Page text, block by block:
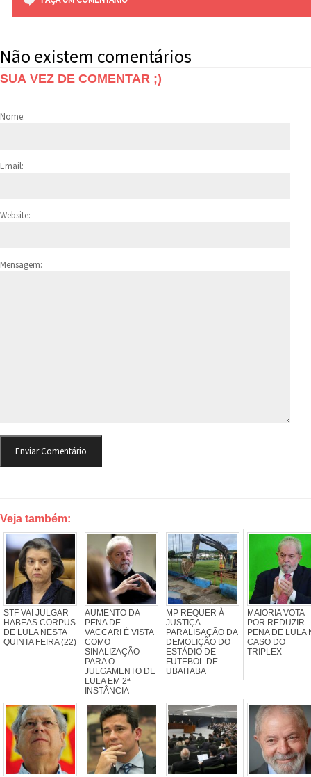
Não existem comentários
SUA VEZ DE COMENTAR ;)
Nome:
Email:
Website:
Mensagem:
Veja também:
STF VAI JULGAR
HABEAS CORPUS
DE LULA NESTA
QUINTA FEIRA (22)
AUMENTO DA
PENA DE
VACCARI É VISTA
COMO
SINALIZAÇÃO
PARA O
JULGAMENTO DE
LULA EM 2ª
INSTÂNCIA
MP REQUER À
JUSTIÇA
PARALISAÇÃO DA
DEMOLIÇÃO DO
ESTÁDIO DE
FUTEBOL DE
UBAITABA
MAIORIA VOTA
POR REDUZIR
PENA DE LULA
CASO DO
TRIPLEX